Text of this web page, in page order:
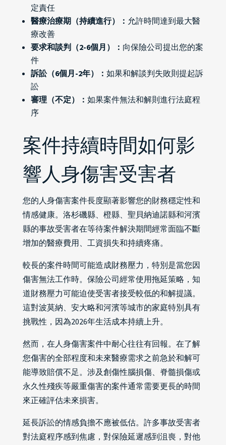
定責任
醫療治療期（持續進行）： 允許時間達到最大醫
療改善
要求和談判（2-6個月）： 向保險公司提出您的案
件
訴訟（6個月-2年）： 如果和解談判失敗則提起訴
訟
審理（不定）： 如果案件無法和解則進行法庭程
序
案件持續時間如何影
響人身傷害受害者
您的人身傷害案件長度顯著影響您的財務穩定性和
情感健康。洛杉磯縣、橙縣、聖貝納迪諾縣和河濱
縣的事故受害者在等待案件解決期間經常面臨不斷
增加的醫療費用、工資損失和持續疼痛。
較長的案件時間可能造成財務壓力，特別是當您因
傷害無法工作時。保險公司經常使用拖延策略，知
道財務壓力可能迫使受害者接受較低的和解提議。
這對波莫納、安大略和河濱等城市的家庭特別具有
挑戰性，因為2026年生活成本持續上升。
然而，在人身傷害案件中耐心往往有回報。在了解
您傷害的全部程度和未來醫療需求之前急於和解可
能導致賠償不足。涉及創傷性腦損傷、脊髓損傷或
永久性殘疾等嚴重傷害的案件通常需要更長的時間
來正確評估未來損害。
延長訴訟的情感負擔不應被低估。許多事故受害者
對法庭程序感到焦慮，對保險延遲感到沮喪，對他